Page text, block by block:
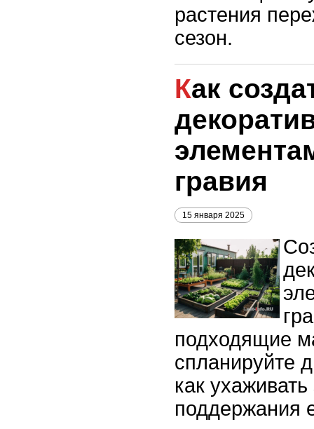
растения
сезон.
Как создать
гравия
15 января 2025
подходящие
спланируйте
как
поддержания